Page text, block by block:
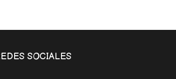
SOCIALES